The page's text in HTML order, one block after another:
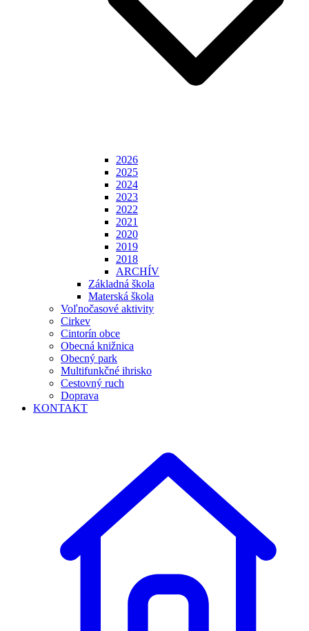
2026
2025
2024
2023
2022
2021
2020
2019
2018
ARCHÍV
Základná škola
Materská škola
Voľnočasové aktivity
Cirkev
Cintorín obce
Obecná knižnica
Obecný park
Multifunkčné ihrisko
Cestovný ruch
Doprava
KONTAKT